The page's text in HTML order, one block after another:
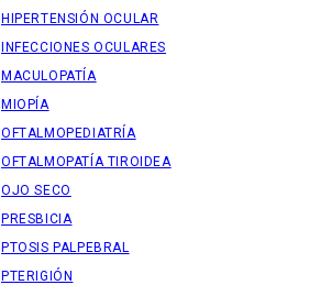
HIPERTENSIÓN OCULAR
INFECCIONES OCULARES
MACULOPATÍA
MIOPÍA
OFTALMOPEDIATRÍA
OFTALMOPATÍA TIROIDEA
OJO SECO
PRESBICIA
PTOSIS PALPEBRAL
PTERIGIÓN